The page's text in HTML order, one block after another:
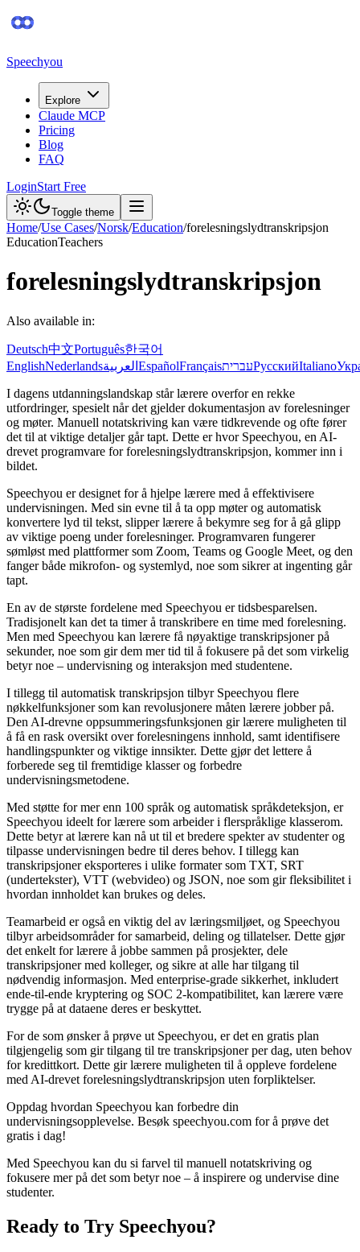
Speechyou
Explore
Claude MCP
Pricing
Blog
FAQ
LoginStart Free
Toggle theme
Home/Use Cases/Norsk/Education/forelesningslydtranskripsjon
EducationTeachers
forelesningslydtranskripsjon
Also available in:
Deutsch中文Português한국어
EnglishNederlandsالعربية EspañolFrançaisעבריתРусскийItaliano
I dagens utdanningslandskap står lærere overfor en rekke
utfordringer, spesielt når det gjelder dokumentasjon av forelesninger
og møter. Manuell notatskriving kan være tidkrevende og ofte fører
det til at viktige detaljer går tapt. Dette er hvor Speechyou, en AI-
drevet programvare for forelesningslydtranskripsjon, kommer inn i
bildet.
Speechyou er designet for å hjelpe lærere med å effektivisere
undervisningen. Med sin evne til å ta opp møter og automatisk
konvertere lyd til tekst, slipper lærere å bekymre seg for å gå glipp
av viktige poeng under forelesninger. Programvaren fungerer
sømløst med plattformer som Zoom, Teams og Google Meet, og den
fanger både mikrofon- og systemlyd, noe som sikrer at ingenting går
tapt.
En av de største fordelene med Speechyou er tidsbesparelsen.
Tradisjonelt kan det ta timer å transkribere en time med forelesning.
Men med Speechyou kan lærere få nøyaktige transkripsjoner på
sekunder, noe som gir dem mer tid til å fokusere på det som virkelig
betyr noe – undervisning og interaksjon med studentene.
I tillegg til automatisk transkripsjon tilbyr Speechyou flere
nøkkelfunksjoner som kan revolusjonere måten lærere jobber på.
Den AI-drevne oppsummeringsfunksjonen gir lærere muligheten til
å få en rask oversikt over forelesningens innhold, samt identifisere
handlingspunkter og viktige innsikter. Dette gjør det lettere å
forberede seg til fremtidige klasser og forbedre
undervisningsmetodene.
Med støtte for mer enn 100 språk og automatisk språkdeteksjon, er
Speechyou ideelt for lærere som arbeider i flerspråklige klasserom.
Dette betyr at lærere kan nå ut til et bredere spekter av studenter og
tilpasse undervisningen bedre til deres behov. I tillegg kan
transkripsjoner eksporteres i ulike formater som TXT, SRT
(undertekster), VTT (webvideo) og JSON, noe som gir fleksibilitet i
hvordan innholdet kan brukes og deles.
Teamarbeid er også en viktig del av læringsmiljøet, og Speechyou
tilbyr arbeidsområder for samarbeid, deling og tillatelser. Dette gjør
det enkelt for lærere å jobbe sammen på prosjekter, dele
transkripsjoner med kolleger, og sikre at alle har tilgang til
nødvendig informasjon. Med enterprise-grade sikkerhet, inkludert
ende-til-ende kryptering og SOC 2-kompatibilitet, kan lærere være
trygge på at dataene deres er beskyttet.
For de som ønsker å prøve ut Speechyou, er det en gratis plan
tilgjengelig som gir tilgang til tre transkripsjoner per dag, uten behov
for kredittkort. Dette gir lærere muligheten til å oppleve fordelene
med AI-drevet forelesningslydtranskripsjon uten forpliktelser.
Oppdag hvordan Speechyou kan forbedre din
undervisningsopplevelse. Besøk speechyou.com for å prøve det
gratis i dag!
Med Speechyou kan du si farvel til manuell notatskriving og
fokusere mer på det som betyr noe – å inspirere og undervise dine
studenter.
Ready to Try Speechyou?